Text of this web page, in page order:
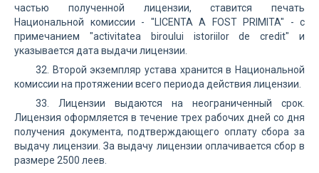
частью полученной лицензии, ставится печать
Национальной комиссии - "LICENTA A FOST PRIMITA" - с
примечанием "activitatea biroului istoriilor de credit" и
указывается дата выдачи лицензии.
32. Второй экземпляр устава хранится в Национальной
комиссии на протяжении всего периода действия лицензии.
33. Лицензии выдаются на неограниченный срок.
Лицензия оформляется в течение трех рабочих дней со дня
получения документа, подтверждающего оплату сбора за
выдачу лицензии. За выдачу лицензии оплачивается сбор в
размере 2500 леев.